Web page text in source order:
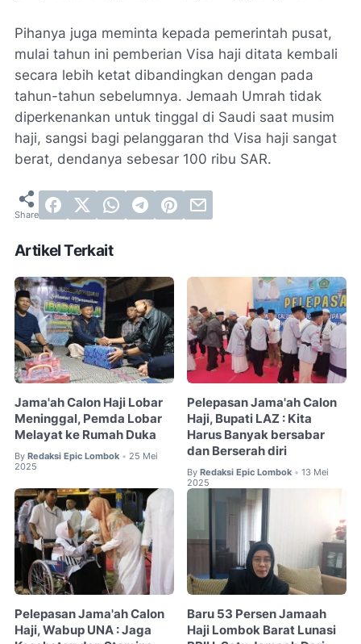
Pihanya juga meminta kepada pemerintah pusat,
mulai tahun ini pemberian Visa haji ditata kembali
secara lebih ketat dibandingkan dengan pada
tahun-tahun sebelumnya. Jemaah Umrah tidak
diperkenankan untuk tinggal di Saudi saat musim
haji, sangsi bagi pelanggaran thd Visa haji sangat
berat, dendanya sebesar 100 ribu SAR.
Artikel Terkait
Jama'ah Calon Haji Lobar
Meninggal, Pemda Lobar
Melayat ke Rumah Duka
By Redaksi Epic Lombok • 25 Mei
2025
Pelepasan Jama'ah Calon
Haji, Bupati LAZ : Kita
Harus Banyak bersabar
dan Berserah diri
By Redaksi Epic Lombok • 13 Mei
2025
Pelepasan Jama'ah Calon
Haji, Wabup UNA : Jaga
Baru 53 Persen Jamaah
Haji Lombok Barat Lunasi